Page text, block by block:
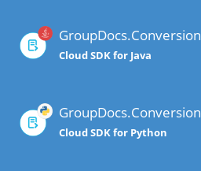
GroupDocs.Conversion
Cloud SDK for Java
GroupDocs.Conversion
Cloud SDK for Python